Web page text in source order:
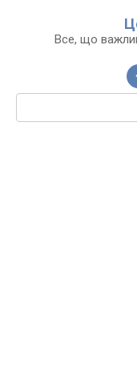
Все, що
Пошук: